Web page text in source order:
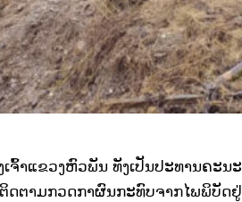
ຈົ້າແຂວງຫົວພັນ ທັງເປັນປະທານຄະນະ
ດຕາມກວດກາຜົນກະທົບຈາກໄພພິບັດຢູ່